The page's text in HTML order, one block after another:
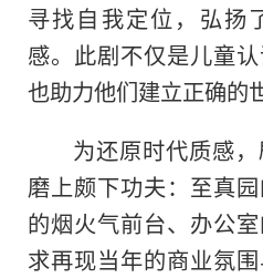
寻找自我定位，弘扬
感。此剧不仅是儿童认
也助力他们建立正确的
为还原时代质感
磨上颇下功夫：至真
的烟火气前台、办公
求再现当年的商业氛